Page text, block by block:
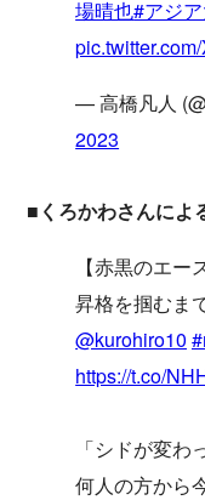
場晴也#アジ
— 高橋凡人
2023
■くろかわさんによ
【赤黒のエ
昇格を掴むま
@kurohiro10
https://t.co/
「シドが変わ
何人の方から